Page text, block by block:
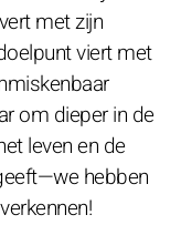
met zijn
viert met
om dieper in de
leven en de
hebben